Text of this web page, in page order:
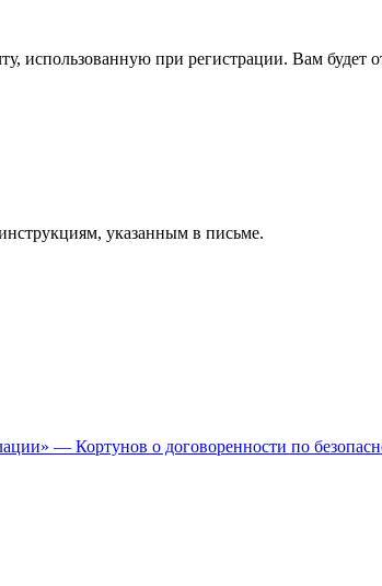
использованную при регистрации. Вам будет
указанным в письме.
— Кортунов о договоренности по